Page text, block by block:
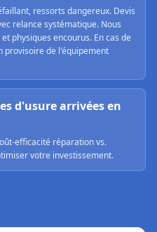
ressorts dangereux. Devis
relance systématique. Nous
physiques encourus. En cas de
provisoire de l'équipement
d'usure arrivées en
efficacité réparation vs.
votre investissement.